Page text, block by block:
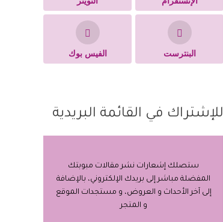
الفيس بوك البنترست
للإشتراك في القائمة البريدية
ستصلك إشعارات نشر مقالات مبوبتك
المفضلة مباشر إلى بريدك الإلكتروني، بالإضافة
إلى آخر الأحداث و العروض، و مستجدات الموقع
و المتجر